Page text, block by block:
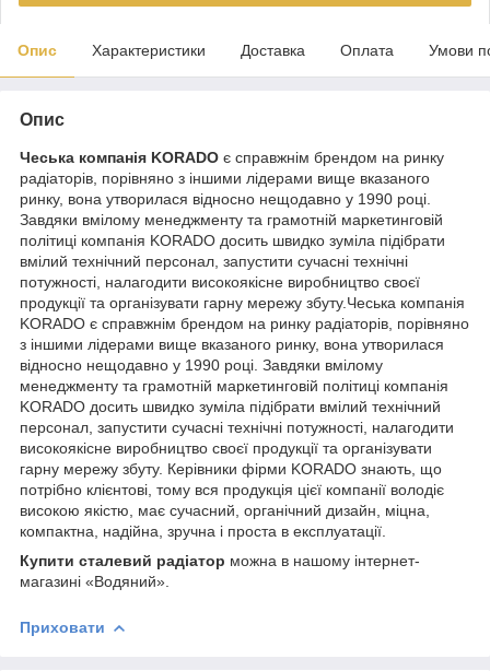
Опис Характеристики Доставка Оплата Умови
Опис
Чеська компанія KORADO є справжнім брендом на ринку
радіаторів, порівняно з іншими лідерами вище вказаного
ринку, вона утворилася відносно нещодавно у 1990 році.
Завдяки вмілому менеджменту та грамотній маркетинговій
політиці компанія KORADO досить швидко зуміла підібрати
вмілий технічний персонал, запустити сучасні технічні
потужності, налагодити високоякісне виробництво своєї
продукції та організувати гарну мережу збуту.Чеська компанія
KORADO є справжнім брендом на ринку радіаторів, порівняно
з іншими лідерами вище вказаного ринку, вона утворилася
відносно нещодавно у 1990 році. Завдяки вмілому
менеджменту та грамотній маркетинговій політиці компанія
KORADO досить швидко зуміла підібрати вмілий технічний
персонал, запустити сучасні технічні потужності, налагодити
високоякісне виробництво своєї продукції та організувати
гарну мережу збуту. Керівники фірми KORADO знають, що
потрібно клієнтові, тому вся продукція цієї компанії володіє
високою якістю, має сучасний, органічний дизайн, міцна,
компактна, надійна, зручна і проста в експлуатації.
Купити сталевий радіатор можна в нашому інтернет-
магазині «Водяний».
Приховати